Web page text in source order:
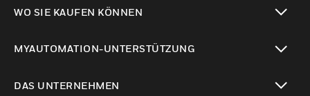
WO SIE KAUFEN KÖNNEN
MYAUTOMATION-UNTERSTÜTZUNG
DAS UNTERNEHMEN